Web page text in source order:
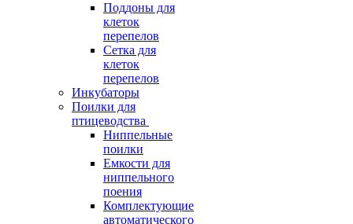
Поддоны для
клеток
перепелов
Сетка для
клеток
перепелов
Инкубаторы
Поилки для
птицеводства
Ниппельные
поилки
Емкости для
ниппельного
поения
Комплектующие
автоматического